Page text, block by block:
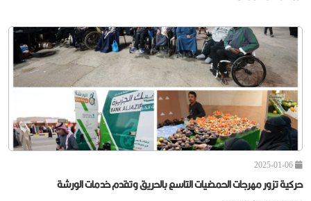
2025-01-07
حركية توزع عددًا من السلال الغذائية على المستفيدين الأكثر اح
وزعت ⁧‫جمعية حركية‬⁩ ع